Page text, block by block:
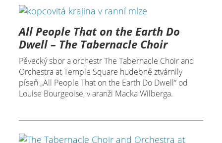
All People That on the Earth Do
Dwell – The Tabernacle Choir
Pěvecký sbor a orchestr The Tabernacle Choir and
Orchestra at Temple Square hudebně ztvárnily
píseň „All People That on the Earth Do Dwell“ od
Louise Bourgeoise, v aranži Macka Wilberga.